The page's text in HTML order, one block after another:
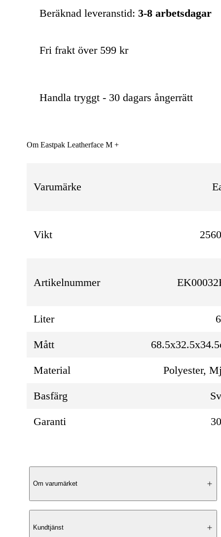
Beräknad leveranstid: 3-8 arbetsdagar
Fri frakt över 599 kr
Handla tryggt - 30 dagars ångerrätt
Om Eastpak Leatherface M +
Varumärke
Vikt
Artikelnummer
Liter
Mått
Material Polyester,
Basfärg
Garanti
Produktbeskrivning
Rymlig duffelväska
Om varumärket
Kundtjänst